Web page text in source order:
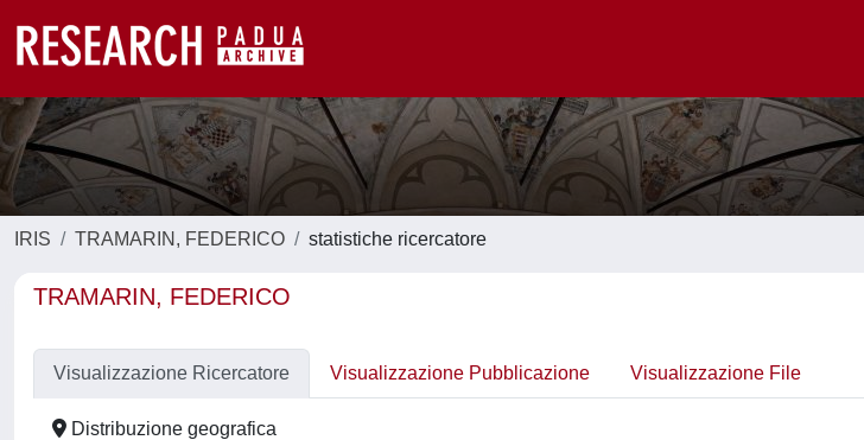
IRIS TRAMARIN, FEDERICO statistiche ricercatore
TRAMARIN, FEDERICO
Visualizzazione Ricercatore Visualizzazione Pubblicazione Visualizzazione File
Distribuzione geografica